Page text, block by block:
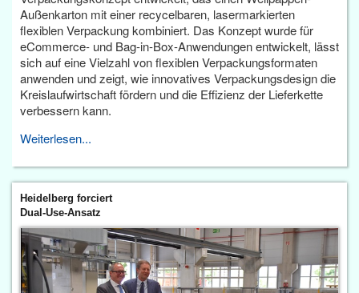
Außenkarton mit einer recycelbaren, lasermarkierten
flexiblen Verpackung kombiniert. Das Konzept wurde für
eCommerce- und Bag-in-Box-Anwendungen entwickelt, lässt
sich auf eine Vielzahl von flexiblen Verpackungsformaten
anwenden und zeigt, wie innovatives Verpackungsdesign die
Kreislaufwirtschaft fördern und die Effizienz der Lieferkette
verbessern kann.
Weiterlesen...
Heidelberg forciert
Dual-Use-Ansatz